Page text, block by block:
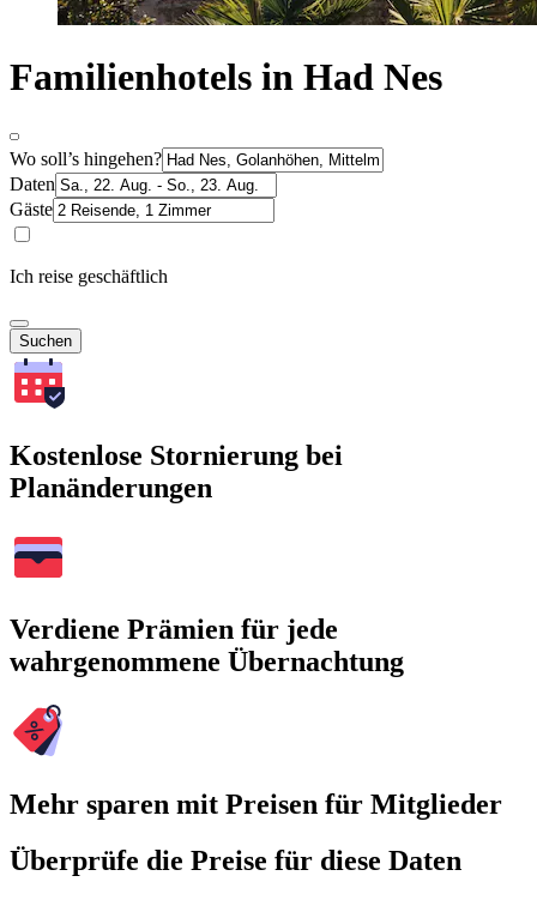
Familienhotels in Had Nes
Wo soll’s hingehen?
Daten
Gäste
Ich reise geschäftlich
Suchen
Kostenlose Stornierung bei
Planänderungen
Verdiene Prämien für jede
wahrgenommene Übernachtung
Mehr sparen mit Preisen für Mitglieder
Überprüfe die Preise für diese Daten